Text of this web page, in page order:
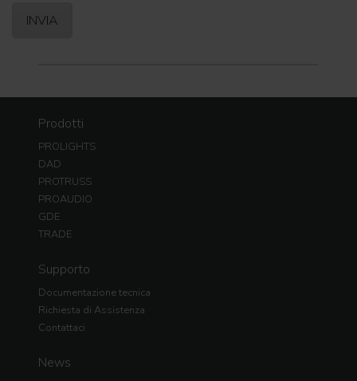
Prodotti
PROLIGHTS
DAD
PROTRUSS
PROAUDIO
GDE
TRADE
Supporto
Documentazione tecnica
Richiesta di Assistenza
Contattaci
News